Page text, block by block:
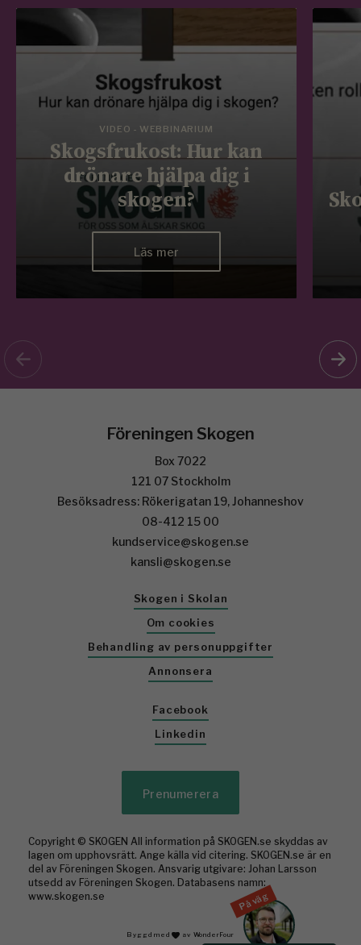
VIDEO - WEBBINARIUM
Skogsfrukost: Hur kan
drönare hjälpa dig i
skogen?
Läs mer
På väg
Föreningen Skogen
Box 7022
121 07 Stockholm
Besöksadress: Rökerigatan 19, Johanneshov
08-412 15 00
kundservice@skogen.se
kansli@skogen.se
Skogen i Skolan
Om cookies
Behandling av personuppgifter
Annonsera
Facebook
Linkedin
Prenumerera
Copyright © SKOGEN All information på SKOGEN.se skyddas av
lagen om upphovsrätt. Ange källa vid citering. SKOGEN.se är en
del av Föreningen Skogen. Ansvarig utgivare: Johan Larsson
utsedd av Föreningen Skogen. Databasens namn:
www.skogen.se
Byggd med av WonderFour